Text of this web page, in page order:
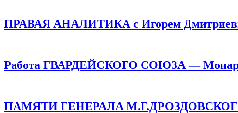
ПРАВАЯ АНАЛИТИКА с Игорем
Работа ГВАРДЕЙСКОГО СОЮЗА —
ПАМЯТИ ГЕНЕРАЛА М.Г.ДРОЗДОВСКОГО.